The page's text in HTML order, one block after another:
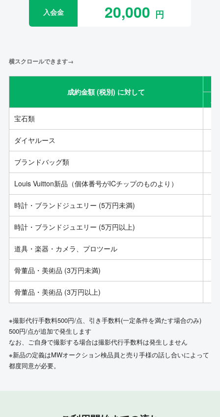
入会金 20,000
横スクロールできます→
成約金額 (税別) に対して
宝石類
ダイヤルース
ブランドバッグ類
Louis Vuitton新品（個体番号がICチップのものより）
時計・ブランドジュエリー (5万円未満)
時計・ブランドジュエリー (5万円以上)
道具・楽器・カメラ、プロツール
骨董品・美術品 (3万円未満)
骨董品・美術品 (3万円以上)
※撮影代行手数料500円/点、引き手数料(一定条件を満たす場合のみ)
500円/点が追加で発生します
なお、ご自身で撮影する場合は撮影代行手数料は発生しません
※新品の定義はMWオークション検品員と売り手様の話し合いによって
都度同意が必要。